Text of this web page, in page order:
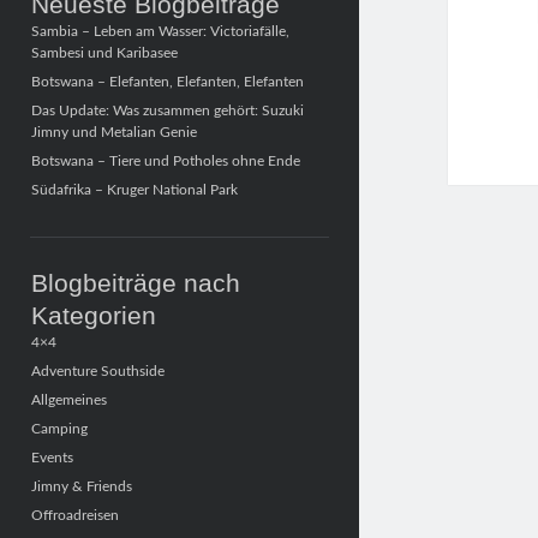
Sambia – Leben am Wasser: Victoriafälle,
Sambesi und Karibasee
Botswana – Elefanten, Elefanten, Elefanten
Das Update: Was zusammen gehört: Suzuki
Jimny und Metalian Genie
Botswana – Tiere und Potholes ohne Ende
Südafrika – Kruger National Park
Blogbeiträge nach
Kategorien
4×4
Adventure Southside
Allgemeines
Camping
Events
Jimny & Friends
Offroadreisen